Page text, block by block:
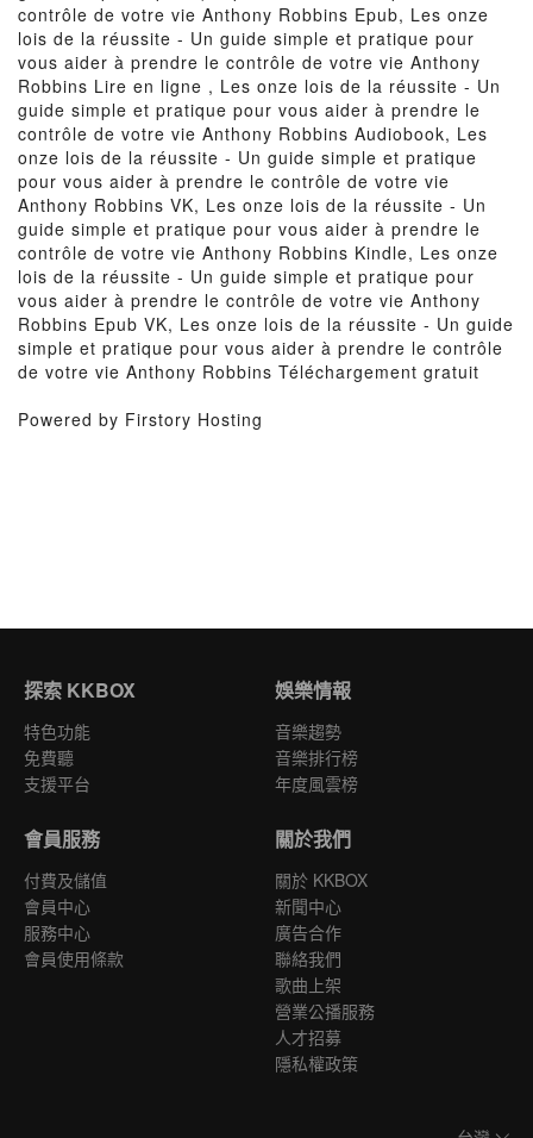
contrôle de votre vie Anthony Robbins Epub, Les onze
lois de la réussite - Un guide simple et pratique pour
vous aider à prendre le contrôle de votre vie Anthony
Robbins Lire en ligne , Les onze lois de la réussite - Un
guide simple et pratique pour vous aider à prendre le
contrôle de votre vie Anthony Robbins Audiobook, Les
onze lois de la réussite - Un guide simple et pratique
pour vous aider à prendre le contrôle de votre vie
Anthony Robbins VK, Les onze lois de la réussite - Un
guide simple et pratique pour vous aider à prendre le
contrôle de votre vie Anthony Robbins Kindle, Les onze
lois de la réussite - Un guide simple et pratique pour
vous aider à prendre le contrôle de votre vie Anthony
Robbins Epub VK, Les onze lois de la réussite - Un guide
simple et pratique pour vous aider à prendre le contrôle
de votre vie Anthony Robbins Téléchargement gratuit
Powered by Firstory Hosting
探索 KKBOX
特色功能
免費聽
支援平台
娛樂情報
音樂趨勢
音樂排行榜
年度風雲榜
會員服務
付費及儲值
會員中心
服務中心
會員使用條款
關於我們
關於 KKBOX
新聞中心
廣告合作
聯絡我們
歌曲上架
營業公播服務
人才招募
隱私權政策